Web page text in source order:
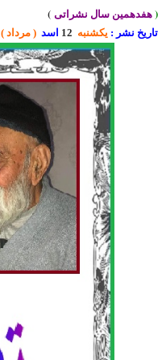
(هفدهمین سال نشراتی )
تاریخ نشر : یکشنبه 12 اسد ( مرداد )